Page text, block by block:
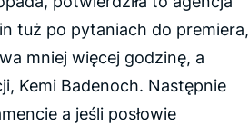
tuż po pytaniach do premiera,
mniej więcej godzinę, a
Kemi Badenoch. Następnie
a jeśli posłowie